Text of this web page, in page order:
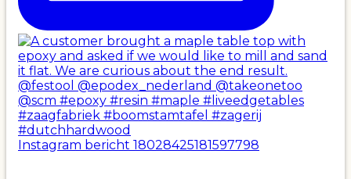
Instagram bericht 18028425181597798